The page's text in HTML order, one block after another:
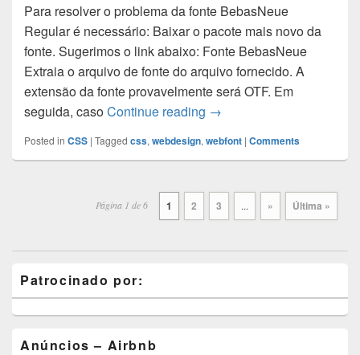
c
e
b
o
o
k
a
t
s
A
p
p
i
t
t
e
r
n
k
e
d
I
n
d
d
i
t
n
t
e
r
e
s
a
i
l
Para resolver o problema da fonte BebasNeue
Regular é necessário: Baixar o pacote mais novo da
fonte. Sugerimos o link abaixo: Fonte BebasNeue
Extraia o arquivo de fonte do arquivo fornecido. A
extensão da fonte provavelmente será OTF. Em
seguida, casoContinue reading Resolvendo problema
→
Posted in CSS | Tagged css, webdesign, webfont | Comments
Página 1 de 6 1 2 3 ... » Última »
Sidebar
Widget
Area
Patrocinado por:
Anúncios – Airbnb